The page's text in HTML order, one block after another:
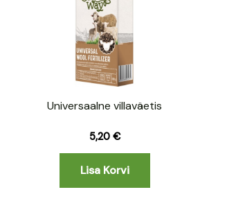
Universaalne villaväetis
5,20 €
Lisa Korvi